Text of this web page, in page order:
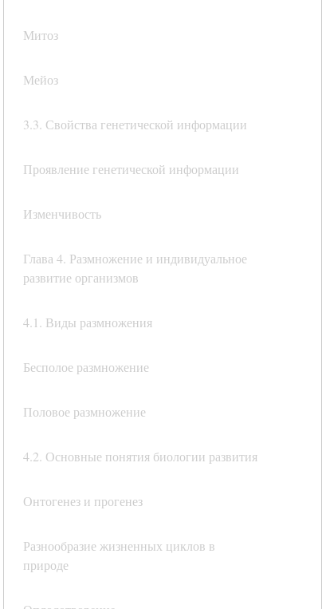
Митоз
Мейоз
3.3. Свойства генетической информации
Проявление генетической информации
Изменчивость
Глава 4. Размножение и индивидуальное
развитие организмов
4.1. Виды размножения
Бесполое размножение
Половое размножение
4.2. Основные понятия биологии развития
Онтогенез и прогенез
Разнообразие жизненных циклов в
природе